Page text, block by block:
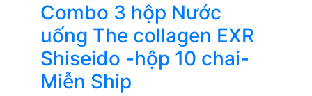
Combo 3 hộp Nước
uống The collagen EXR
Shiseido -hộp 10 chai-
Miễn Ship